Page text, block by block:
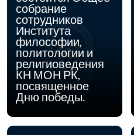
собрание
сотрудников
Института
философии,
политологии и
религиоведения
КН МОН РК,
посвященное
Дню победы.